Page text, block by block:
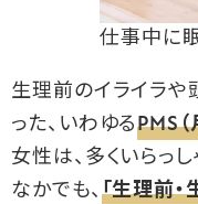
仕事中に
生理前のイライラや
った、いわゆるPMS
女性は、多くいらっ
なかでも、 「生理前